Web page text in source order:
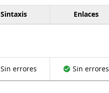
Sintaxis Enlaces
Sin errores Sin errores